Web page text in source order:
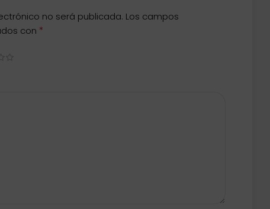
no será publicada. Los campos
con *